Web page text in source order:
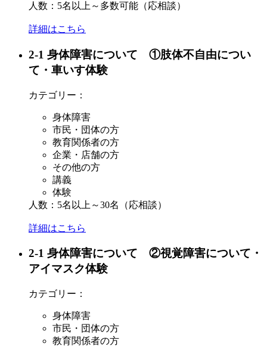
人数：5名以上～多数可能（応相談）
詳細はこちら
2-1 身体障害について ①肢体不自由につい
て・車いす体験
カテゴリー：
身体障害
市民・団体の方
教育関係者の方
企業・店舗の方
その他の方
講義
体験
人数：5名以上～30名（応相談）
詳細はこちら
2-1 身体障害について ②視覚障害について・
アイマスク体験
カテゴリー：
身体障害
市民・団体の方
教育関係者の方